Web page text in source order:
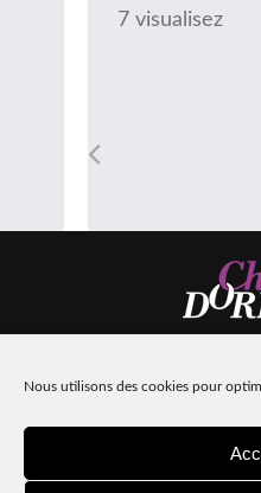
Nous utilisons des cookies pour
7 visualisez
Design:Machinacom|